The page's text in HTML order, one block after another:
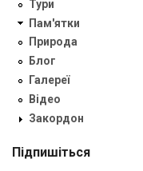
Тури
Пам'ятки
Природа
Блог
Галереї
Відео
Закордон
Підпишіться